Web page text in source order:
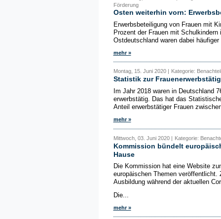
Förderung
Osten weiterhin vorn:
Erwerbsbeteiligung von Frauen mit
Prozent der Frauen mit
Ostdeutschland waren dabei
mehr »
Montag, 15. Juni 2020 | Kategorie:
Statistik zur
Im Jahr 2018 waren in Deutschland
erwerbstätig. Das hat das
Anteil erwerbstätiger Frauen
mehr »
Mittwoch, 03. Juni 2020 | Kategorie:
Kommission bündelt
Hause
Die Kommission hat eine Website
europäischen Themen
Ausbildung während der aktuellen
Die...
mehr »